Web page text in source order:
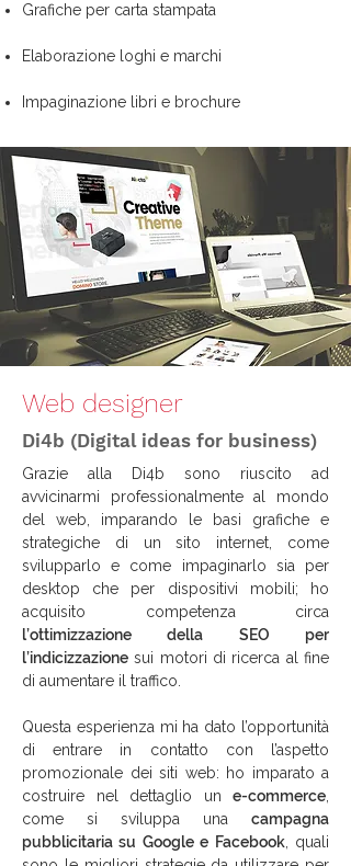
Grafiche per carta stampata
Elaborazione loghi e marchi
Impaginazione libri e brochure
Web designer
Di4b (Digital ideas for business)
Grazie alla Di4b sono riuscito ad
avvicinarmi professionalmente al mondo
del web, imparando le basi grafiche e
strategiche di un sito internet, come
svilupparlo e come impaginarlo sia per
desktop che per dispositivi mobili; ho
acquisito competenza circa
l’ottimizzazione della SEO per
l’indicizzazione sui motori di ricerca al fine
di aumentare il traffico.
Questa esperienza mi ha dato l’opportunità
di entrare in contatto con l’aspetto
promozionale dei siti web: ho imparato a
costruire nel dettaglio un e-commerce
come si sviluppa una campagna
pubblicitaria su Google e Facebook, quali